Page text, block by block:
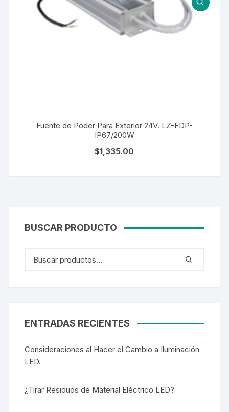
Fuente de Poder Para Exterior 24V. LZ-FDP-
IP67/200W
$1,335.00
BUSCAR PRODUCTO
ENTRADAS RECIENTES
Consideraciones al Hacer el Cambio a Iluminación
LED.
¿Tirar Residuos de Material Eléctrico LED?